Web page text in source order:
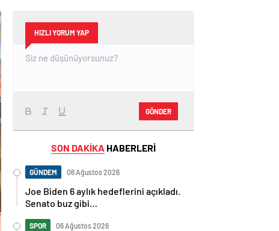
HIZLI YORUM YAP
GÖNDER
SON DAKİKA HABERLERİ
GÜNDEM 06 Ağustos 2026
Joe Biden 6 aylık hedeflerini açıkladı.
Senato buz gibi…
SPOR 06 Ağustos 2026